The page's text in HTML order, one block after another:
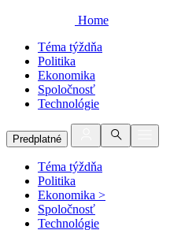
Home
Téma týždňa
Politika
Ekonomika
Spoločnosť
Technológie
Predplatné
Téma týždňa
Politika
Ekonomika >
Spoločnosť
Technológie